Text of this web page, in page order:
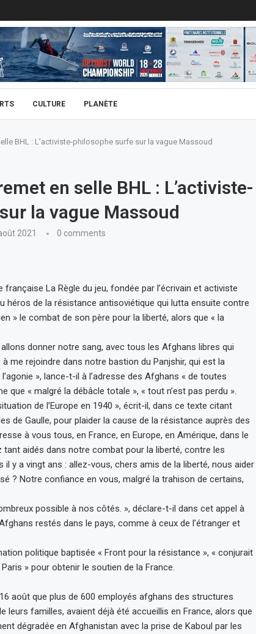
CULTURE PLANÈTE
BHL : L’activiste-philosophe surfe sur la vague Massoud
en selle BHL : L’activiste-
la vague Massoud
2021 0 comments
française La Règle du jeu, fondée par l’écrivain et activiste
héros de la résistance antisoviétique qui lutta ensuite contre
» le combat de son père pour la liberté, alors que « la
donner notre sang, avec tous les Afghans libres qui
me rejoindre dans notre bastion du Panjshir, qui est la
», lance-t-il à l’adresse des Afghans « de toutes
que « malgré la débâcle totale », « tout n’est pas perdu ».
de l’Europe en 1940 », écrit-il, dans ce texte citant
de Gaulle, pour plaider la cause de la résistance auprès des
à vous tous, en France, en Europe, en Amérique, dans le
tant aidés dans notre combat pour la liberté, contre les
il y a vingt ans : allez-vous, chers amis de la liberté, nous aider
? Notre confiance en vous, malgré la trahison de certains,
possible à nos côtés. », déclare-t-il dans cet appel à
restés dans le pays, comme à ceux de l’étranger et
politique baptisée « Front pour la résistance », « conjurait
» pour obtenir le soutien de la France.
août que plus de 600 employés afghans des structures
leurs familles, avaient déjà été accueillis en France, alors que
dégradée en Afghanistan avec la prise de Kaboul par les